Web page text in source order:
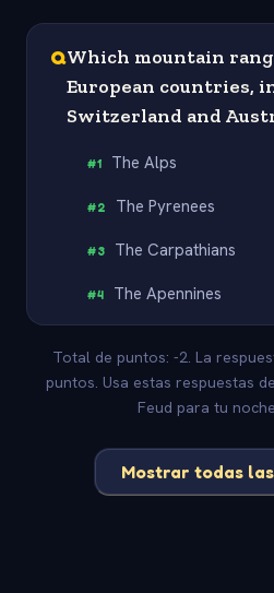
QWhich mountain
European countries,
Switzerland and
#1 The Alps
#2 The Pyrenees
#3 The Carpathians
#4 The Apennines
Total de puntos: -2. La
puntos. Usa estas respuestas
Feud para tu
Mostrar todas